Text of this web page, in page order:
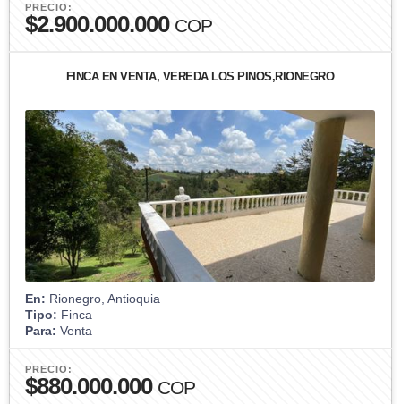
PRECIO:
$2.900.000.000 COP
FINCA EN VENTA, VEREDA LOS PINOS,RIONEGRO
En: Rionegro, Antioquia
Tipo: Finca
Para: Venta
PRECIO:
$880.000.000 COP